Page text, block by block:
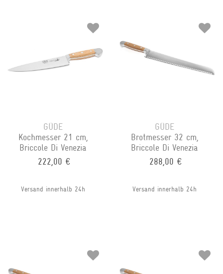
GÜDE
Kochmesser 21 cm,
Briccole Di Venezia
222,00 €
Versand innerhalb 24h
GÜDE
Brotmesser 32 cm,
Briccole Di Venezia
288,00 €
Versand innerhalb 24h